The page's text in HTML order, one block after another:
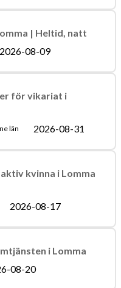
| Heltid, natt
2026-08-09
för vikariat i
län 2026-08-31
kvinna i Lomma
2026-08-17
i Lomma
08-20